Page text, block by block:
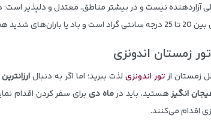
آزاردهنده نیست و در بیشتر مناطق، معتدل و دلپذیر
نهایت لذت را ببرید.
زمستان اندونزی
زمستان ازتور اندونزی لذت ببرید؛ اما اگر به دنبال
انگیزهستید، باید درماه دی برای سفر کردن اقدام
اقدام می‌کنند.